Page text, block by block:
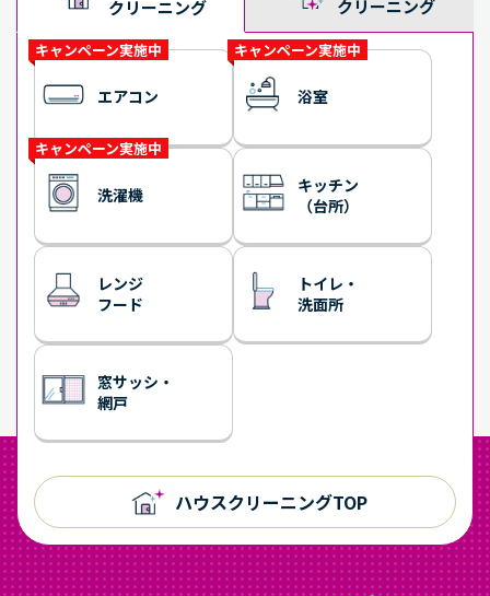
クリーニング
クリーニング
キャンペーン実施中
エアコン
キャンペーン実施中
浴室
キャンペーン実施中
洗濯機
キッチン
（台所）
レンジ
フード
トイレ・
洗面所
窓サッシ・
網戸
ハウスクリーニングTOP